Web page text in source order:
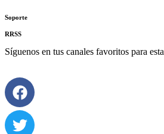
Soporte
RRSS
Síguenos en tus canales favoritos para